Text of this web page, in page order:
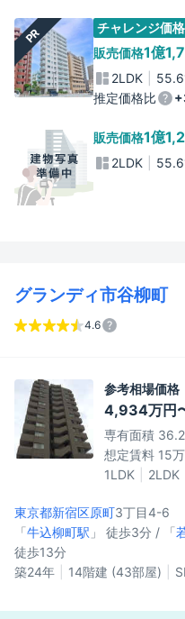
PR
チャレンジ価格
販売価格1億
2LDK
推定価格比
販売価格1億
2LDK
グランディ市谷柳町
4.6
参考相場価格
4,934万円
専有面積
想定賃料 15
1LDK
2LDK
東京都新宿区原町3丁目4-6
「牛込柳町駅 」 徒歩3分 / 「
徒歩13分
築24年
14階建 (43部屋)